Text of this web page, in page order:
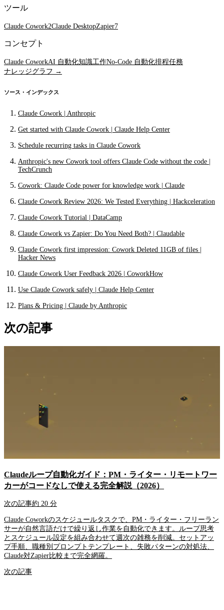
ツール
Claude Cowork2Claude DesktopZapier7
コンセプト
Claude CoworkAI 自動化知識工作No-Code 自動化排程任務
ナレッジグラフ →
ソース・インデックス
Claude Cowork | Anthropic
Get started with Claude Cowork | Claude Help Center
Schedule recurring tasks in Claude Cowork
Anthropic's new Cowork tool offers Claude Code without the code |
TechCrunch
Cowork: Claude Code power for knowledge work | Claude
Claude Cowork Review 2026: We Tested Everything | Hackceleration
Claude Cowork Tutorial | DataCamp
Claude Cowork vs Zapier: Do You Need Both? | Claudable
Claude Cowork first impression: Cowork Deleted 11GB of files |
Hacker News
Claude Cowork User Feedback 2026 | CoworkHow
Use Claude Cowork safely | Claude Help Center
Plans & Pricing | Claude by Anthropic
次の記事
Claudeループ自動化ガイド：PM・ライター・リモートワー
カーがコードなしで使える完全解説（2026）
次の記事約 20 分
Claude Coworkのスケジュールタスクで、PM・ライター・フリーラン
サーが自然言語だけで繰り返し作業を自動化できます。ループ思考
とスケジュール設定を組み合わせて週次の雑務を削減。セットアッ
プ手順、職種別プロンプトテンプレート、失敗パターンの対処法、
Claude対Zapier比較まで完全網羅。
次の記事